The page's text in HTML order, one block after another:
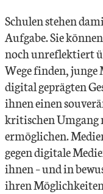
Schulen stehen
Aufgabe. Sie
noch unreflektiert
Wege finden, junge
digital geprägten
ihnen einen
kritischen Umgang
ermöglichen.
gegen digitale
ihnen – und in
ihren